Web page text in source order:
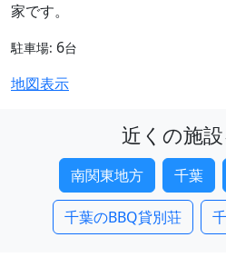
家です。
駐車場: 6台
地図表示
近くの施
南関東地方 千葉
千葉のBBQ貸別荘